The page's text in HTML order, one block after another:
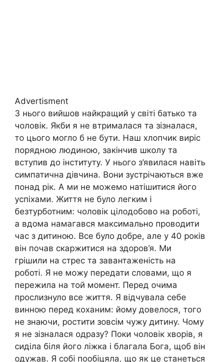
Advertisment
З нього вийшов найкращий у світі батько та
чоловік. Якби я не втрималася та зізналася,
то цього могло б не бути. Наш хлопчик виріс
порядною людиною, закінчив школу та
вступив до інституту. У нього з’явилася навіть
симпатична дівчина. Вони зустрічаються вже
понад рік. А ми не можемо натішитися його
успіхами. Життя не було легким і
безтурботним: чоловік цілодобово на роботі,
а вдома намагався максимально проводити
час з дитиною. Все було добре, але у 40 років
він почав скаржитися на здоров’я. Ми
грішили на стрес та завантаженість на
роботі. Я не можу передати словами, що я
пережила на той момент. Перед очима
прослизнуло все життя. Я відчувала себе
винною перед коханим: йому довелося, того
не знаючи, ростити зовсім чужу дитину. Чому
я не зізналася одразу? Поки чоловік хворів, я
сиділа біля його ліжка і благала Бога, щоб він
одужав. Я собі пообіцяла, що як це станеться